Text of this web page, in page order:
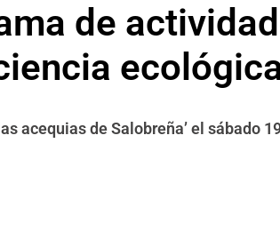
de
acequias de Salobreña’ el sábado